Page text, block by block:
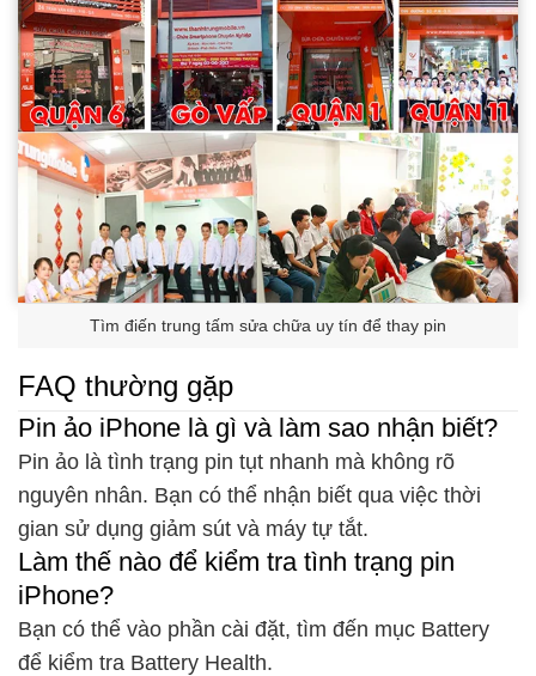
Tìm điến trung tấm sửa chữa uy tín để thay pin
FAQ thường gặp
Pin ảo iPhone là gì và làm sao nhận biết?
Pin ảo là tình trạng pin tụt nhanh mà không rõ
nguyên nhân. Bạn có thể nhận biết qua việc thời
gian sử dụng giảm sút và máy tự tắt.
Làm thế nào để kiểm tra tình trạng pin
iPhone?
Bạn có thể vào phần cài đặt, tìm đến mục Battery
để kiểm tra Battery Health.